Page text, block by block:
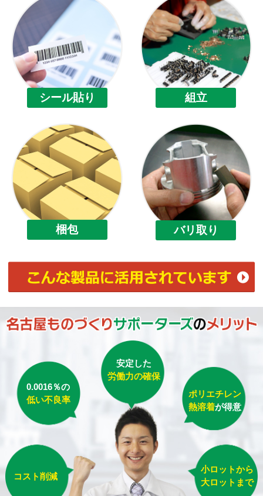
シール貼り 組立
梱包 バリ取り
コスト削減
0.0016％の
低い不良率
安定した
労働力の確保
ポリエチレン
熱溶着が得意
小ロットから
大ロットまで